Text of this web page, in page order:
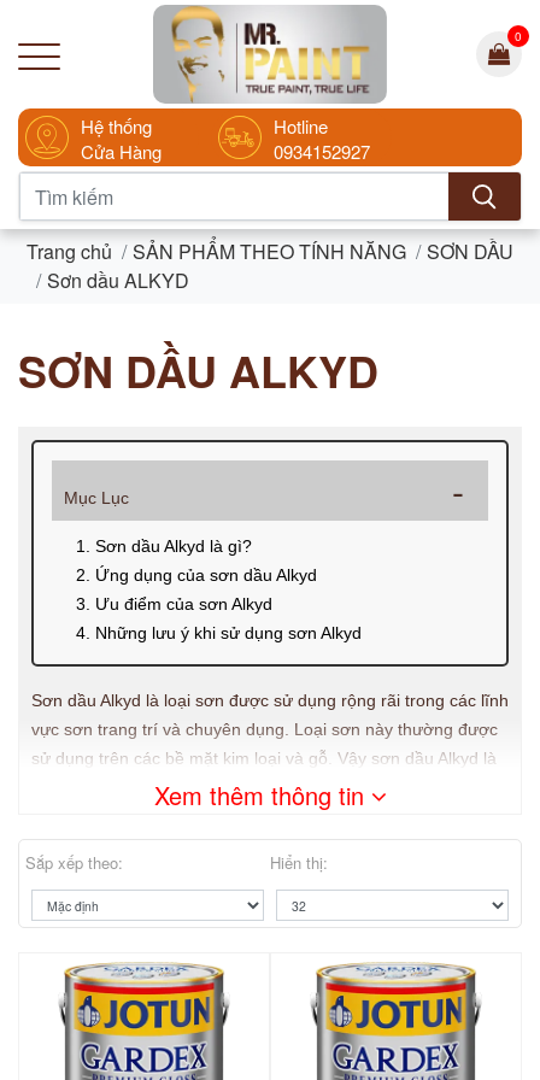
0
Hệ thống
Cửa Hàng
Hotline
0934152927
Trang chủ SẢN PHẨM THEO TÍNH NĂNG
SƠN DẦU
Sơn dầu ALKYD
SƠN DẦU ALKYD
Mục Lục
1. Sơn dầu Alkyd là gì?
2. Ứng dụng của sơn dầu Alkyd
3. Ưu điểm của sơn Alkyd
4. Những lưu ý khi sử dụng sơn Alkyd
Sơn dầu Alkyd là loại sơn được sử dụng rộng rãi trong các lĩnh
vực sơn trang trí và chuyên dụng. Loại sơn này thường được
sử dụng trên các bề mặt kim loại và gỗ. Vậy sơn dầu Alkyd là
Các loại sơn thông thường gồm 3 thành phần: chất kết dính,
dung môi và chất màu. Các chất màu thường có thành phần
thông qua thành phần chất kết dính và dung môi pha loãng
của nó.
Các loại sơn nhà gốc nước sử dụng thành phần chính là các
Xem thêm thông tin
Hiển thị:
Sắp xếp theo: